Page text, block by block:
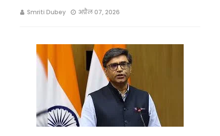
Smriti Dubey अप्रैल 07, 2026